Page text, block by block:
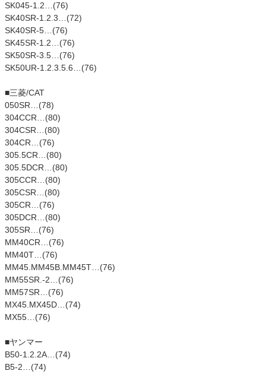
SK045-1.2…(76)
SK40SR-1.2.3…(72)
SK40SR-5…(76)
SK45SR-1.2…(76)
SK50SR-3.5…(76)
SK50UR-1.2.3.5.6…(76)
■三菱/CAT
050SR…(78)
304CCR…(80)
304CSR…(80)
304CR…(76)
305.5CR…(80)
305.5DCR…(80)
305CCR…(80)
305CSR…(80)
305CR…(76)
305DCR…(80)
305SR…(76)
MM40CR…(76)
MM40T…(76)
MM45.MM45B.MM45T…(76)
MM55SR.-2…(76)
MM57SR…(76)
MX45.MX45D…(74)
MX55…(76)
■ヤンマー
B50-1.2.2A…(74)
B5-2…(74)